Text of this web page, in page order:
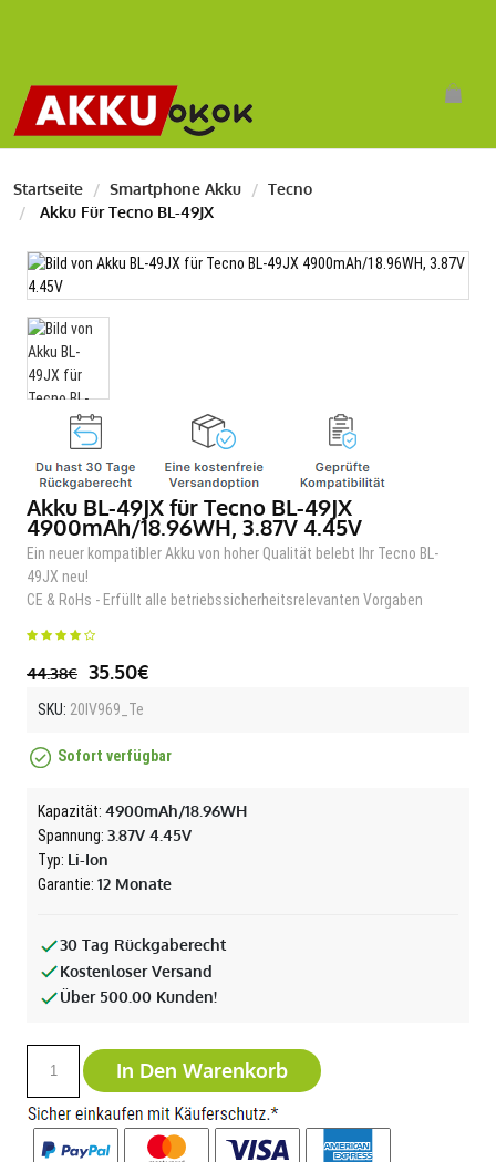
Startseite Smartphone Akku
Tecno
Akku Für Tecno BL-49JX
Akku BL-49JX für Tecno BL-49JX
4900mAh/18.96WH, 3.87V 4.45V
Ein neuer kompatibler Akku von hoher Qualität belebt Ihr Tecno BL-
49JX neu!
CE & RoHs - Erfüllt alle betriebssicherheitsrelevanten Vorgaben
44.38€ 35.50€
SKU: 20IV969_Te
Sofort verfügbar
Kapazität: 4900mAh/18.96WH
Spannung: 3.87V 4.45V
Typ: Li-Ion
Garantie: 12 Monate
30 Tag Rückgaberecht
Kostenloser Versand
Über 500.00 Kunden!
In Den Warenkorb